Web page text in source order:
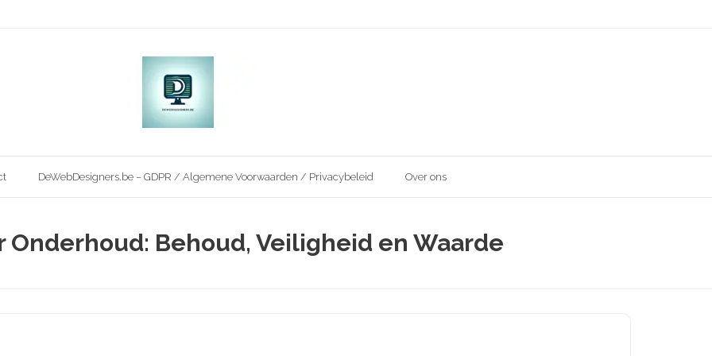
DeWebDesigners.be – GDPR / Algemene Voorwaarden / Privacybeleid Over ons
Onderhoud: Behoud, Veiligheid en Waarde